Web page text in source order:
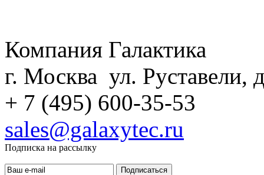
Компания Галактика
г. Москва ул. Руставели,
+ 7 (495) 600-35-53
sales@galaxytec.ru
Подписка на рассылку
Подписаться